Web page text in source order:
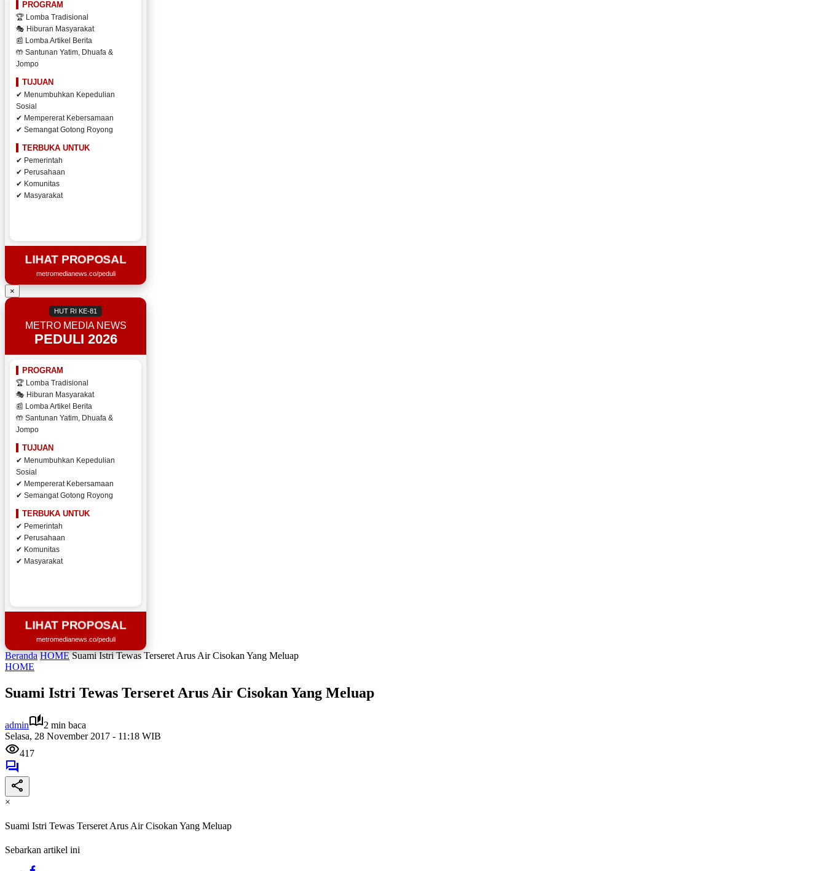
PROGRAM
🏆 Lomba Tradisional
🎭 Hiburan Masyarakat
📰 Lomba Artikel Berita
🤲 Santunan Yatim, Dhuafa &
Jompo
TUJUAN
✔ Menumbuhkan Kepedulian
Sosial
✔ Mempererat Kebersamaan
✔ Semangat Gotong Royong
TERBUKA UNTUK
✔ Pemerintah
✔ Perusahaan
✔ Komunitas
✔ Masyarakat
LIHAT PROPOSAL
metromedianews.co/peduli
×
HUT RI KE-81
METRO MEDIA NEWS
PEDULI 2026
PROGRAM
🏆 Lomba Tradisional
🎭 Hiburan Masyarakat
📰 Lomba Artikel Berita
🤲 Santunan Yatim, Dhuafa &
Jompo
TUJUAN
✔ Menumbuhkan Kepedulian
Sosial
✔ Mempererat Kebersamaan
✔ Semangat Gotong Royong
TERBUKA UNTUK
✔ Pemerintah
✔ Perusahaan
✔ Komunitas
✔ Masyarakat
LIHAT PROPOSAL
metromedianews.co/peduli
Beranda HOME Suami Istri Tewas Terseret Arus Air Cisokan Yang Meluap
HOME
Suami Istri Tewas Terseret Arus Air Cisokan Yang Meluap
admin
2 min baca
Selasa, 28 November 2017 - 11:18 WIB
417
×
Suami Istri Tewas Terseret Arus Air Cisokan Yang Meluap
Sebarkan artikel ini